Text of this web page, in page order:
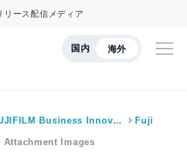
リース配信メディア
国内 海外
Business Innov… Fuji
Attachment Images